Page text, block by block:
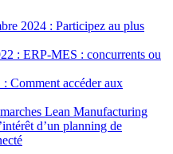
2024 : Participez au plus
: ERP-MES : concurrents ou
Comment accéder aux
Lean Manufacturing
d’un planning de